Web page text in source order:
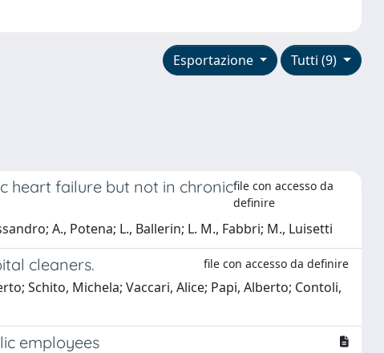
Tutti (9)
Esportazione
heart failure but not in chronicfile con accesso da
definire
A., Potena; L., Ballerin; L. M., Fabbri; M., Luisetti
cleaners. file con accesso da definire
Schito, Michela; Vaccari, Alice; Papi, Alberto; Contoli,
employees